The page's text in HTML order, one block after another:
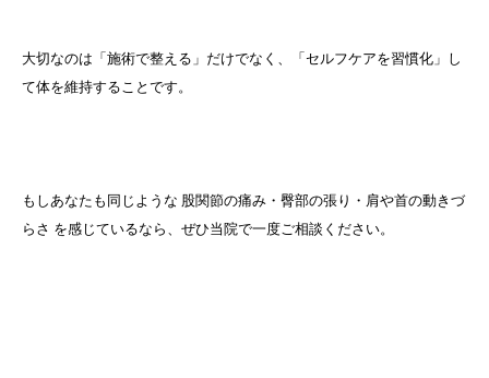
大切なのは「施術で整える」だけでなく、「セルフケアを習慣化」し
て体を維持することです。
もしあなたも同じような 股関節の痛み・臀部の張り・肩や首の動きづ
らさ を感じているなら、ぜひ当院で一度ご相談ください。